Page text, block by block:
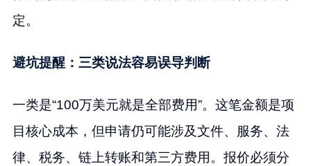
定。
避坑提醒：三类说法容易误导判断
一类是“100万美元就是全部费用”。这笔金额是项
目核心成本，但申请仍可能涉及文件、服务、法
律、税务、链上转账和第三方费用。报价必须分